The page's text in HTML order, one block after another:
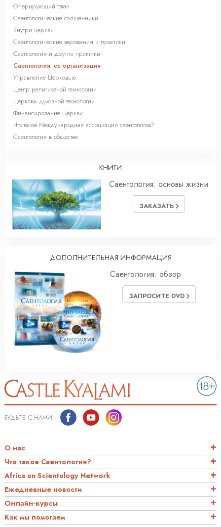
Оперирующий тэтан
Саентологические священники
Внутри церкви
Саентологические верования и практики
Саентология и другие практики
Саентология: её организация
Управление Церковью
Центр религиозной технологии
Церковь духовной технологии
Финансирование Церкви
Что такое Международная ассоциация саентологов?
Саентология в обществе
КНИГИ
Саентология: основы жизни
ЗАКАЗАТЬ
ДОПОЛНИТЕЛЬНАЯ ИНФОРМАЦИЯ
Саентология: обзор
ЗАПРОСИТЕ DVD
БУДЬТЕ С НАМИ
О нас
Что такое Саентология?
Africa on Scientology Network
Ежедневные новости
Онлайн-курсы
Как мы помогаем